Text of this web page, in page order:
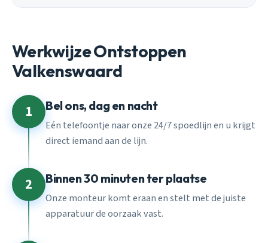
Werkwijze Ontstoppen
Valkenswaard
1 Bel ons, dag en nacht
Eén telefoontje naar onze 24/7 spoedlijn en u krijgt
direct iemand aan de lijn.
2 Binnen 30 minuten ter plaatse
Onze monteur komt eraan en stelt met de juiste
apparatuur de oorzaak vast.